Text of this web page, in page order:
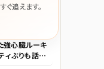
ぐ追えます。
強心臓ルーキ
ぶりも話題